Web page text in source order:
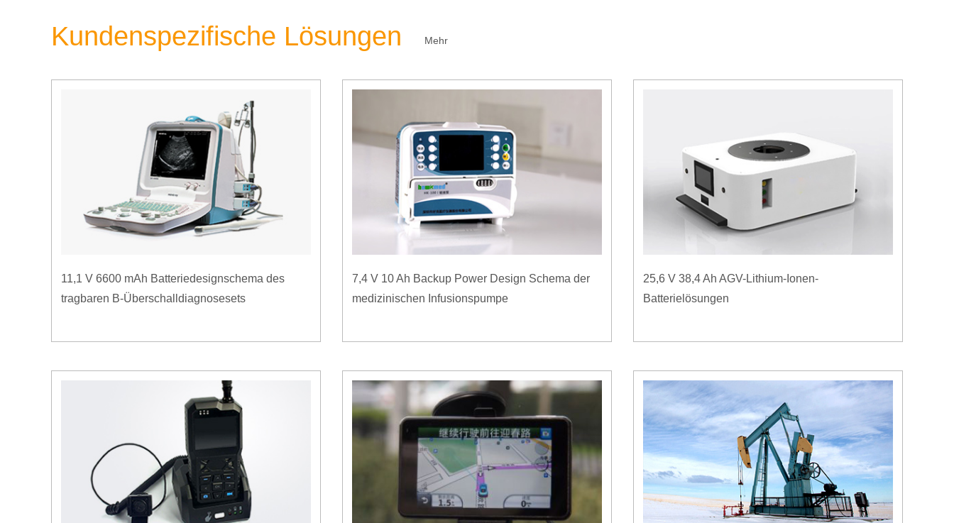
Kundenspezifische Lösungen Mehr
11,1 V 6600 mAh Batteriedesignschema des
tragbaren B-Überschalldiagnosesets
7,4 V 10 Ah Backup Power Design Schema der
medizinischen Infusionspumpe
25,6 V 38,4 Ah AGV-Lithium-Ionen-
Batterielösungen